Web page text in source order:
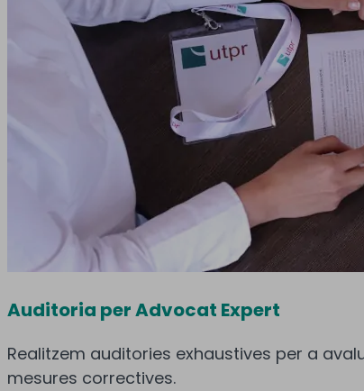
Auditoria per Advocat Expert
Realitzem auditories exhaustives per a
mesures correctives.